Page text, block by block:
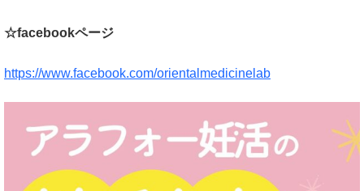
☆facebookページ
https://www.facebook.com/orientalmedicinelab